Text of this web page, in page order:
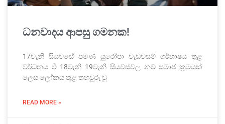
ධනවාදය ආපසු ගමනක!
17වැනි සියවසේ පමණ යුරෝපා වැඩවසම් ගර්භාෂය තුළ
වර්ධනය වී 18වැනි 19වැනි සියවස්වල නව සමාජ ක්‍රමයක්
ලෙස ලෝකය තුළ තහවුරු වූ
READ MORE »